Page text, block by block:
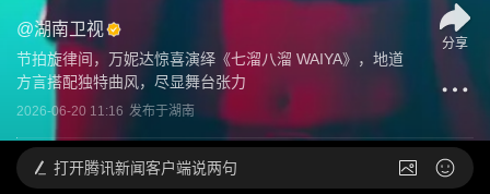
@湖南卫视
节拍旋律间，万妮达惊喜演绎《七溜八溜 WAIYA》，地道
方言搭配独特曲风，尽显舞台张力
2026-06-20 11:16 发布于湖南
分享
打开腾讯新闻客户端说两句